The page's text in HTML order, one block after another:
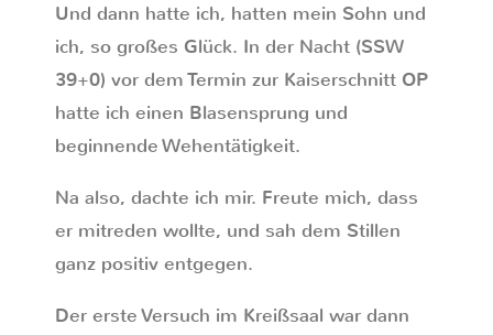
Und dann hatte ich, hatten mein Sohn und
ich, so großes Glück. In der Nacht (SSW
39+0) vor dem Termin zur Kaiserschnitt OP
hatte ich einen Blasensprung und
beginnende Wehentätigkeit.
Na also, dachte ich mir. Freute mich, dass
er mitreden wollte, und sah dem Stillen
ganz positiv entgegen.
Der erste Versuch im Kreißsaal war dann